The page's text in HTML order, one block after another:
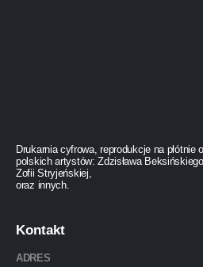
Drukarnia cyfrowa, reprodukcje na płótnie
polskich artystów: Zdzisława
Zofii Stryjeńskiej,
oraz innych.
Kontakt
ADRES